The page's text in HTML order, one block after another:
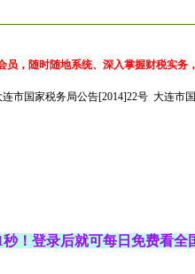
，随时随地系统、深入掌握财税实
连市国家税务局公告[2014]22号 大连市
登录后就可每日免费看